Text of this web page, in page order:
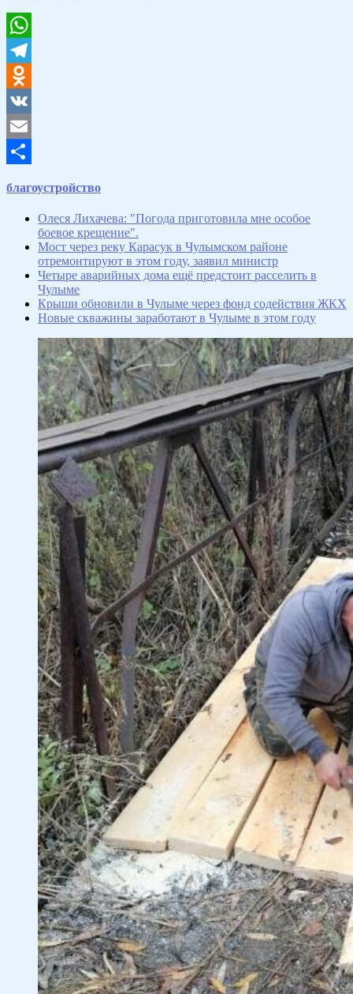
WhatsApp
Telegram
Odnoklassniki
VK
Email
благоустройство
Олеся Лихачева: "Погода приготовила мне особое
боевое крещение".
Мост через реку Карасук в Чулымском районе
отремонтируют в этом году, заявил министр
Четыре аварийных дома ещё предстоит расселить в
Чулыме
Крыши обновили в Чулыме через фонд содействия ЖКХ
Новые скважины заработают в Чулыме в этом году